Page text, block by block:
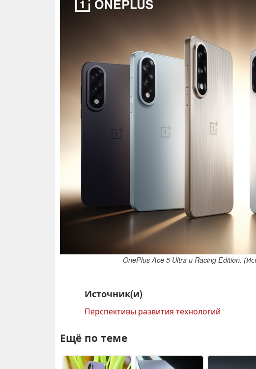
OnePlus Ace 5 Ultra и Racing Edition.
Источник(и)
Перспективы развития технологий
Ещё по теме